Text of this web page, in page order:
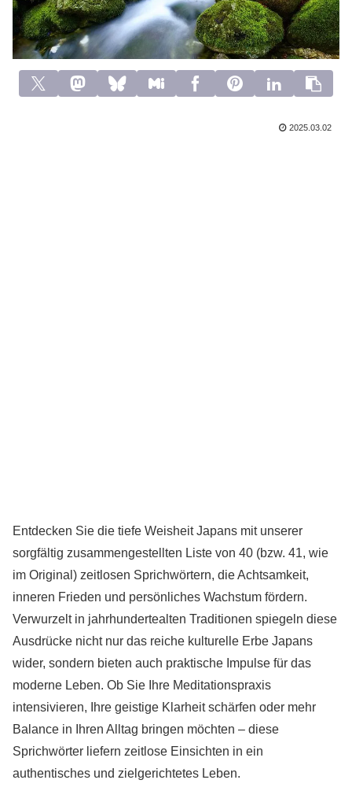
2025.03.02
Entdecken Sie die tiefe Weisheit Japans mit unserer
sorgfältig zusammengestellten Liste von 40 (bzw. 41, wie
im Original) zeitlosen Sprichwörtern, die Achtsamkeit,
inneren Frieden und persönliches Wachstum fördern.
Verwurzelt in jahrhundertealten Traditionen spiegeln diese
Ausdrücke nicht nur das reiche kulturelle Erbe Japans
wider, sondern bieten auch praktische Impulse für das
moderne Leben. Ob Sie Ihre Meditationspraxis
intensivieren, Ihre geistige Klarheit schärfen oder mehr
Balance in Ihren Alltag bringen möchten – diese
Sprichwörter liefern zeitlose Einsichten in ein
authentisches und zielgerichtetes Leben.